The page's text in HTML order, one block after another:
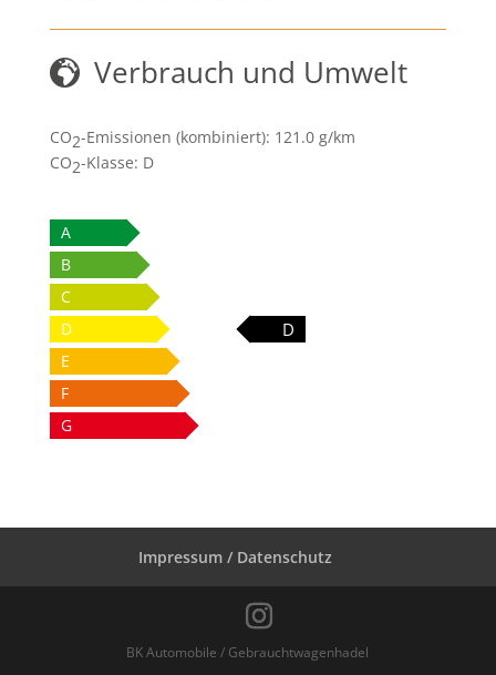
Verbrauch und Umwelt
CO2-Emissionen (kombiniert): 121.0 g/km
CO2-Klasse: D
A
B
C
D
D
E
F
G
Impressum / Datenschutz
BK Automobile / Gebrauchtwagenhadel